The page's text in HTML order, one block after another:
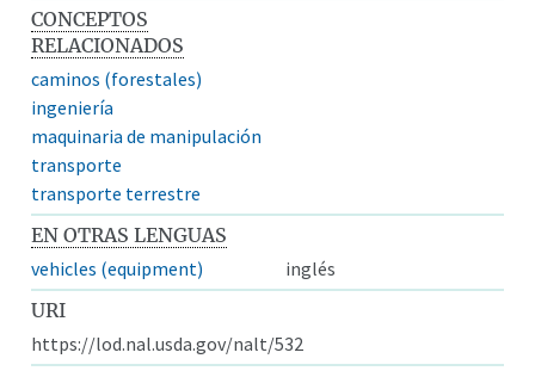
CONCEPTOS
RELACIONADOS
caminos (forestales)
ingeniería
maquinaria de manipulación
transporte
transporte terrestre
EN OTRAS LENGUAS
vehicles (equipment)
inglés
URI
https://lod.nal.usda.gov/nalt/532